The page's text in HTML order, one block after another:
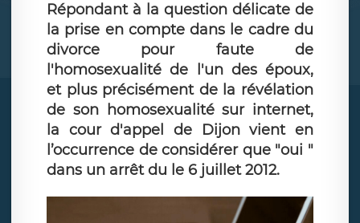
Répondant à la question délicate de
la prise en compte dans le cadre du
divorce pour faute de
l'homosexualité de l'un des époux,
et plus précisément de la révélation
de son homosexualité sur internet,
la cour d'appel de Dijon vient en
l’occurrence de considérer que "oui "
dans un arrêt du le 6 juillet 2012.